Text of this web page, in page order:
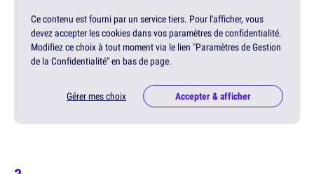
Ce contenu est fourni par un service tiers. Pour l'afficher, vous
devez accepter les cookies dans vos paramètres de confidentialité.
Modifiez ce choix à tout moment via le lien "Paramètres de Gestion
de la Confidentialité" en bas de page.
Gérer mes choix Accepter & afficher